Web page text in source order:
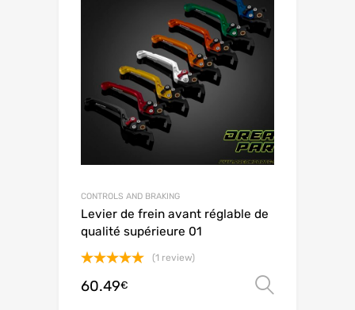
CONTROLS AND BRAKING
Levier de frein avant réglable de
qualité supérieure 01
5.00de 5
(1 review)
60.49€